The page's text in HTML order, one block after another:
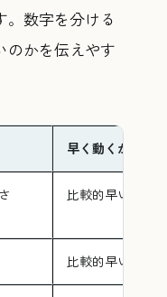
。数字を分ける
のかを伝えやす
早く動くか
比較的早い
比較的早い